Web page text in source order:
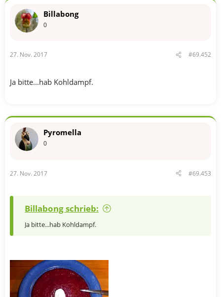
Billabong
0
27. Nov. 2017 #69.452
Ja bitte...hab Kohldampf.
Pyromella
0
27. Nov. 2017 #69.453
Billabong schrieb:
Ja bitte...hab Kohldampf.